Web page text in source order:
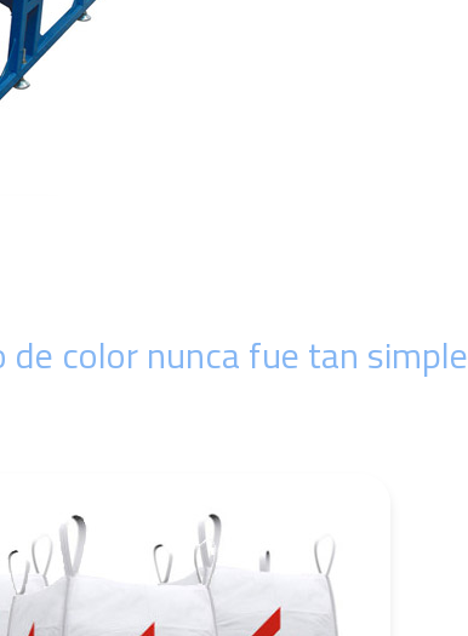
color nunca fue tan simple